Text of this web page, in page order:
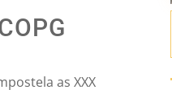
as XXX